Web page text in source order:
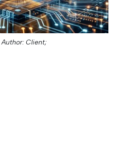
Author: Client;